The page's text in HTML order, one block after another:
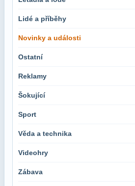
Lidé a příběhy
Novinky a události
Ostatní
Reklamy
Šokující
Sport
Věda a technika
Videohry
Zábava